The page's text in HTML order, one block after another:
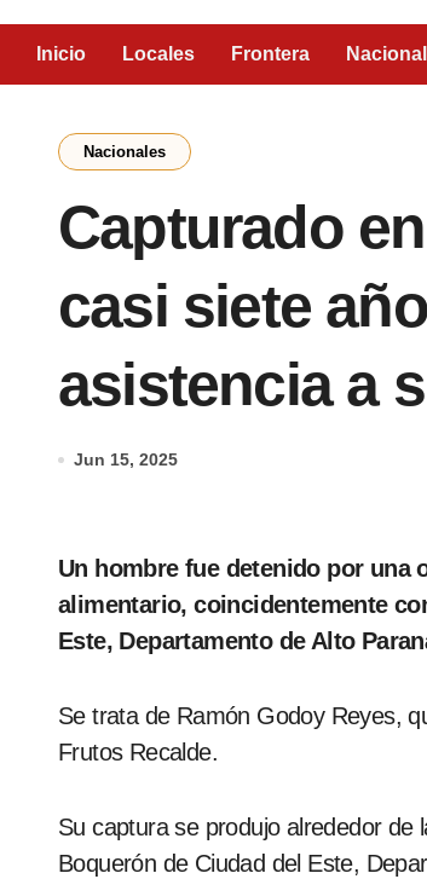
Inicio Locales Frontera
Nacionales
Capturado
casi siete
asistencia a
Jun 15, 2025
Un hombre fue detenido por una orden de captura por incumplimiento del deber legal
alimentario, coincidentemente
Este, Departamento de Alto
Se trata de Ramón Godoy Reyes,
Frutos Recalde.
Su captura se produjo alrededor de
Boquerón de Ciudad del Este,